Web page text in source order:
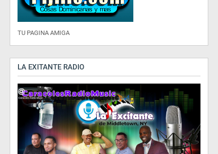
TU PAGINA AMIGA
LA EXITANTE RADIO